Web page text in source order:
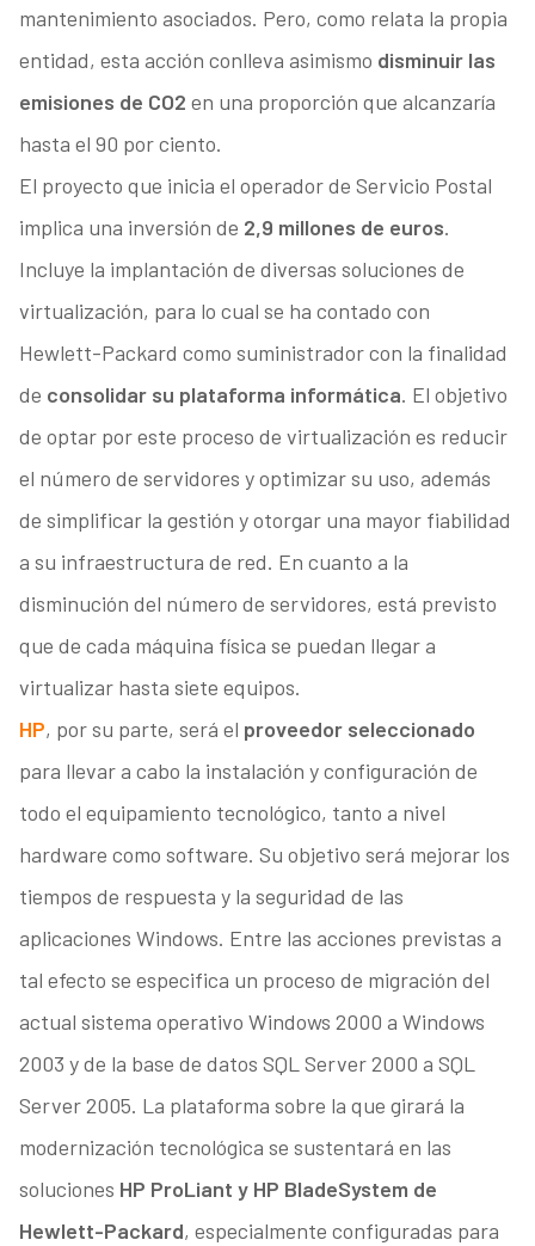
mantenimiento asociados. Pero, como relata la propia
entidad, esta acción conlleva asimismo disminuir las
emisiones de CO2 en una proporción que alcanzaría
hasta el 90 por ciento.
El proyecto que inicia el operador de Servicio Postal
implica una inversión de 2,9 millones de euros.
Incluye la implantación de diversas soluciones de
virtualización, para lo cual se ha contado con
Hewlett-Packard como suministrador con la finalidad
de consolidar su plataforma informática. El objetivo
de optar por este proceso de virtualización es reducir
el número de servidores y optimizar su uso, además
de simplificar la gestión y otorgar una mayor fiabilidad
a su infraestructura de red. En cuanto a la
disminución del número de servidores, está previsto
que de cada máquina física se puedan llegar a
virtualizar hasta siete equipos.
HP, por su parte, será el proveedor seleccionado
para llevar a cabo la instalación y configuración de
todo el equipamiento tecnológico, tanto a nivel
hardware como software. Su objetivo será mejorar los
tiempos de respuesta y la seguridad de las
aplicaciones Windows. Entre las acciones previstas a
tal efecto se especifica un proceso de migración del
actual sistema operativo Windows 2000 a Windows
2003 y de la base de datos SQL Server 2000 a SQL
Server 2005. La plataforma sobre la que girará la
modernización tecnológica se sustentará en las
soluciones HP ProLiant y HP BladeSystem de
Hewlett-Packard, especialmente configuradas para